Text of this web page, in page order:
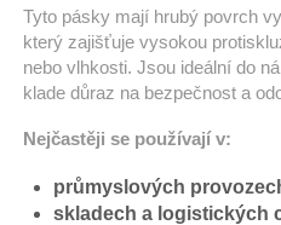
Tyto pásky mají hrubý povrch
který zajišťuje vysokou
nebo vlhkosti. Jsou ideální do
klade důraz na bezpečnost a
Nejčastěji se používají v:
průmyslových
skladech a logistických